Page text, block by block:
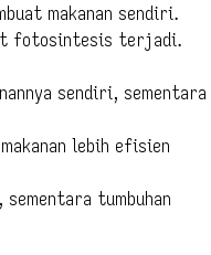
makanan sendiri.
fotosintesis terjadi.
sendiri, sementara
lebih efisien
tumbuhan